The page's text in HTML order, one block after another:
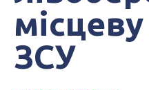
ЗСУ